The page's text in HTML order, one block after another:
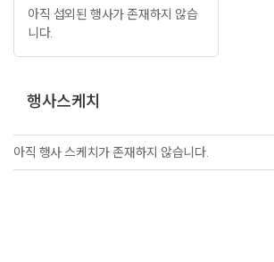
아직 섭외된 행사가 존재하지 않습
니다.
행사스케치
아직 행사 스케치가 존재하지 않습니다.